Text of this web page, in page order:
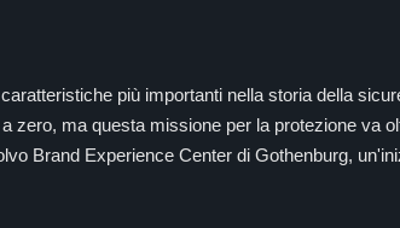
più importanti nella storia della
zero, ma questa missione per la protezione va
Brand Experience Center di Gothenburg,